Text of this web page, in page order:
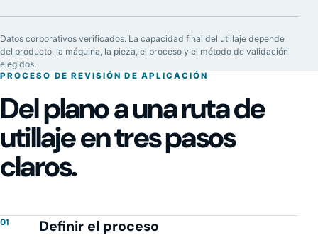
Datos corporativos verificados. La capacidad final del utillaje depende
del producto, la máquina, la pieza, el proceso y el método de validación
elegidos.
PROCESO DE REVISIÓN DE APLICACIÓN
Del plano a una ruta de
utillaje en tres pasos
claros.
01 Definir el proceso